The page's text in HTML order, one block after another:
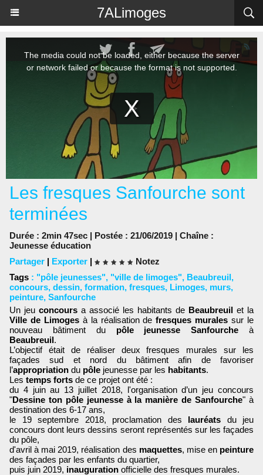
7ALimoges
Les fresques Sanfourche sont
terminées
Durée : 2min 47sec | Postée : 21/06/2019 | Chaîne :
Jeunesse éducation
Partager | Exporter |
Notez
Tags : "pôle jeunesses", "ville de limoges", Beaubreuil,
concours, dessin, formation, fresques, Limoges, murs,
peinture, Sanfourche
Un jeu concours a associé les habitants de Beaubreuil et la
Ville de Limogesà la réalisation defresques murales sur le
nouveau bâtiment dupôle jeunesse Sanfourche à
Beaubreuil.
L’objectif était de réaliser deux fresques murales sur les
façades sud et nord du bâtiment afin de favoriser
l’appropriation du pôle jeunesse par les habitants.
Les temps forts de ce projet ont été :
du 4 juin au 13 juillet 2018, l'organisation d’un jeu concours
"Dessine ton pôle jeunesse à la manière de Sanfourche" à
destination des 6-17 ans,
le 19 septembre 2018, proclamation des lauréats du jeu
concours dont leurs dessins seront représentés sur les façades
du pôle,
d'avril à mai 2019, réalisation des maquettes, mise en peinture
des façades par les enfants du quartier,
puis juin 2019, inauguration officielle des fresques murales.